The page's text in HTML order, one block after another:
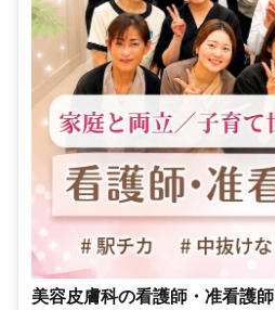
美容皮膚科の看護師・准看護師